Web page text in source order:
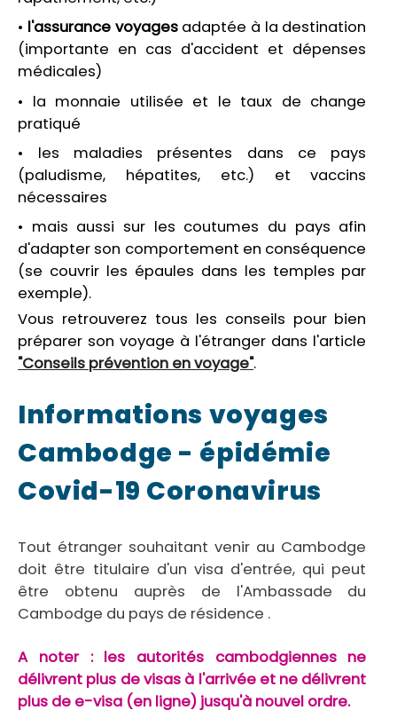
• l'assurance voyagesadaptée à la destination
(importante en cas d'accident et dépenses
médicales)
• la monnaie utilisée et le taux de change
pratiqué
• les maladies présentes dans ce pays
(paludisme, hépatites, etc.) et vaccins
nécessaires
• mais aussi sur les coutumes du pays afin
d'adapter son comportement en conséquence
(se couvrir les épaules dans les temples par
exemple).
Vous retrouverez tous les conseils pour bien
préparer son voyage à l'étranger dans l'article
"Conseils prévention en voyage".
Informations voyages
Cambodge - épidémie
Covid-19 Coronavirus
Tout étranger souhaitant venir au Cambodge
doit être titulaire d'un visa d'entrée, qui peut
être obtenu auprès de l'Ambassade du
Cambodge du pays de résidence .
A noter : les autorités cambodgiennes ne
délivrent plus de visas à l'arrivée et ne délivrent
plus de e-visa (en ligne) jusqu'à nouvel ordre.